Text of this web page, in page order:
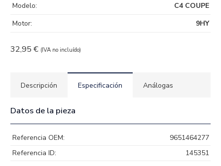
32,95 € (IVA no incluído)
Modelo:
C4 COUPE
Motor:
9HY
Descripción Especificación Análogas
Datos de la pieza
Referencia OEM:
9651464277
Referencia ID:
145351